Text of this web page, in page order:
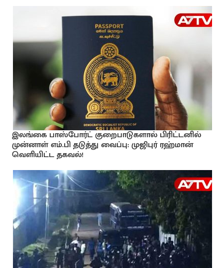
இலங்கை பாஸ்போர்ட் குறைபாடுகளால் பிரிட்டனில்
முன்னாள் எம்.பி தடுத்து வைப்பு: முஜிபுர் ரஹ்மான்
வெளியிட்ட தகவல்!